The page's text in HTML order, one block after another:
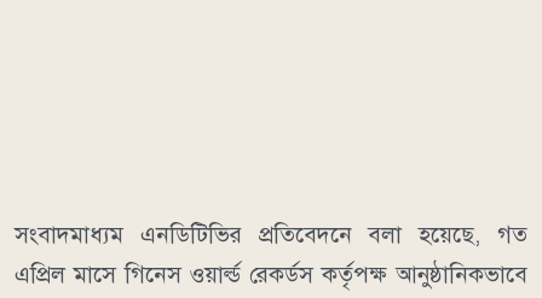
সংবাদমাধ্যম এনডিটিভির প্রতিবেদনে বলা হয়েছে, গত
এপ্রিল মাসে গিনেস ওয়ার্ল্ড রেকর্ডস কর্তৃপক্ষ আনুষ্ঠানিকভাবে